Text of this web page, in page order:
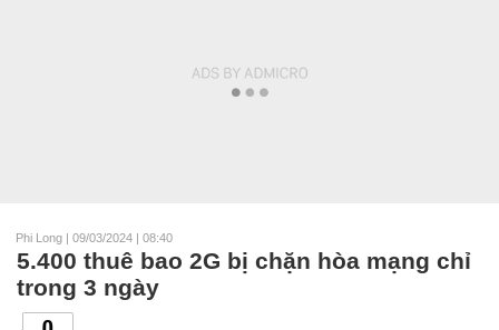
Phi Long | 09/03/2024 | 08:40
5.400 thuê bao 2G bị chặn hòa mạng chỉ
trong 3 ngày